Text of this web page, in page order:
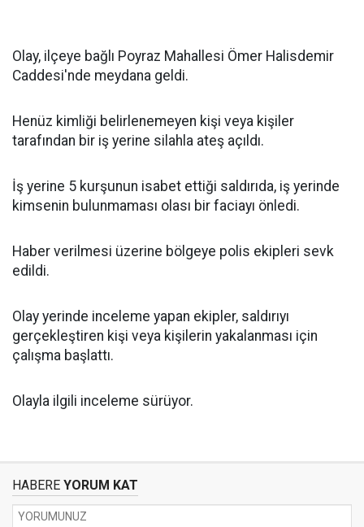
Olay, ilçeye bağlı Poyraz Mahallesi Ömer Halisdemir
Caddesi'nde meydana geldi.
Henüz kimliği belirlenemeyen kişi veya kişiler
tarafından bir iş yerine silahla ateş açıldı.
İş yerine 5 kurşunun isabet ettiği saldırıda, iş yerinde
kimsenin bulunmaması olası bir faciayı önledi.
Haber verilmesi üzerine bölgeye polis ekipleri sevk
edildi.
Olay yerinde inceleme yapan ekipler, saldırıyı
gerçekleştiren kişi veya kişilerin yakalanması için
çalışma başlattı.
Olayla ilgili inceleme sürüyor.
HABERE YORUM KAT